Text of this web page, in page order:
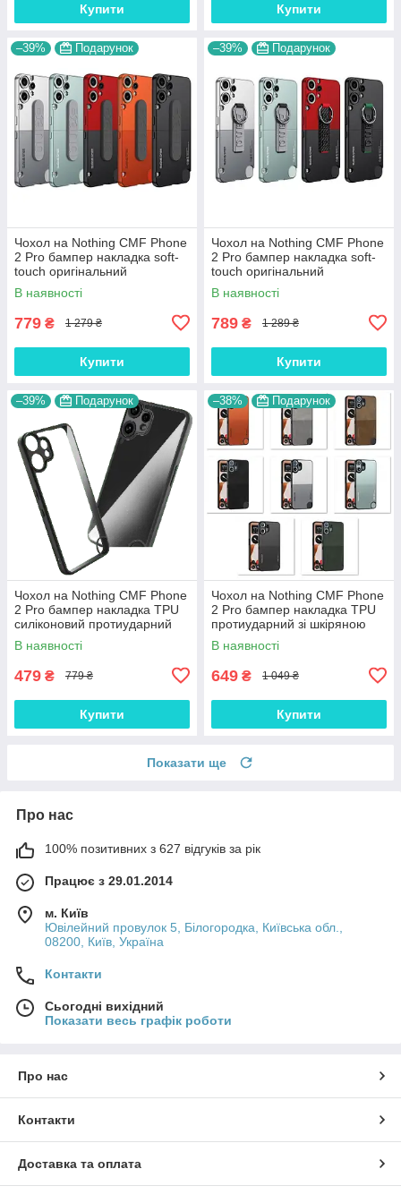
Купити Купити
–39% Подарунок
Чохол на Nothing CMF Phone
2 Pro бампер накладка soft-
touch оригінальний
протиударний "CMF-BAND"
В наявності
779 ₴ 1 279 ₴
Купити
–39% Подарунок
Чохол на Nothing CMF Phone
2 Pro бампер накладка soft-
touch оригінальний
протиударний "CMF-BAND-
RING"
В наявності
789 ₴ 1 289 ₴
Купити
–39% Подарунок
Чохол на Nothing CMF Phone
2 Pro бампер накладка TPU
силіконовий протиударний
прозорий "CLEAR-BUMP"
В наявності
479 ₴ 779 ₴
Купити
–38% Подарунок
Чохол на Nothing CMF Phone
2 Pro бампер накладка TPU
протиударний зі шкіряною
вставкою "CMF-LEATHER"
В наявності
649 ₴ 1 049 ₴
Купити
Показати ще
Про нас
100% позитивних з 627 відгуків за рік
Працює з 29.01.2014
м. Київ
Ювілейний провулок 5, Білогородка, Київська обл.,
08200, Київ, Україна
Контакти
Сьогодні вихідний
Показати весь графік роботи
Про нас
Контакти
Доставка та оплата